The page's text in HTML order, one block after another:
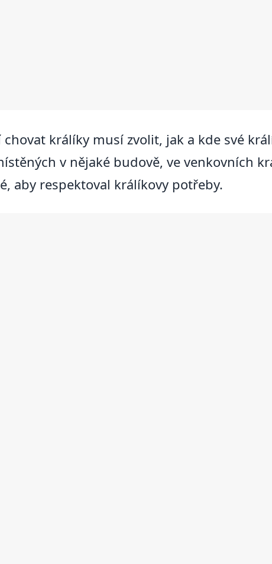
králíky musí zvolit, jak a kde své
v nějaké budově, ve venkovních
aby respektoval králíkovy potřeby.